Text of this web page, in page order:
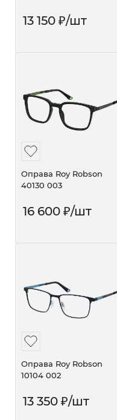
13 150 ₽/шт
Оправа Roy Robson
40130 003
16 600 ₽/шт
Оправа Roy Robson
10104 002
13 350 ₽/шт